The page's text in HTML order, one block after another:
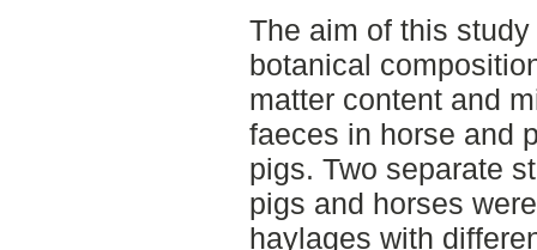
The aim of this
botanical
matter content and
faeces in horse and
pigs. Two separate
pigs and horses
haylages with